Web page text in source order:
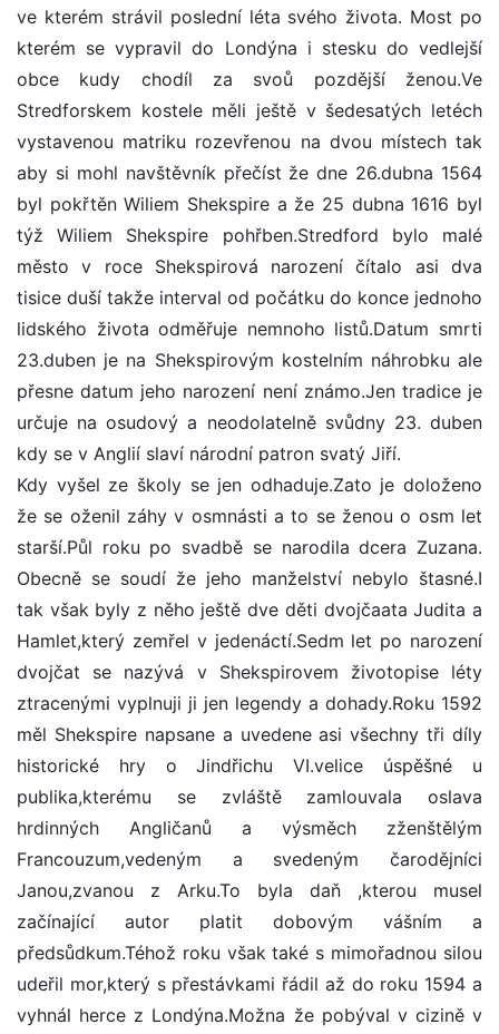
ve kterém strávil poslední léta svého života. Most po
kterém se vypravil do Londýna i stesku do vedlejší
obce kudy chodíl za svoů pozdější ženou.Ve
Stredforskem kostele měli ještě v šedesatých letéch
vystavenou matriku rozevřenou na dvou místech tak
aby si mohl navštěvník přečíst že dne 26.dubna 1564
byl pokřtěn Wiliem Shekspire a že 25 dubna 1616 byl
týž Wiliem Shekspire pohřben.Stredford bylo malé
město v roce Shekspirová narození čítalo asi dva
tisice duší takže interval od počátku do konce jednoho
lidského života odměřuje nemnoho listů.Datum smrti
23.duben je na Shekspirovým kostelním náhrobku ale
přesne datum jeho narození není známo.Jen tradice je
určuje na osudový a neodolatelně svůdny 23. duben
kdy se v Anglií slaví národní patron svatý Jiří.
Kdy vyšel ze školy se jen odhaduje.Zato je doloženo
že se oženil záhy v osmnásti a to se ženou o osm let
starší.Půl roku po svadbě se narodila dcera Zuzana.
Obecně se soudí že jeho manželství nebylo štasné.I
tak však byly z něho ještě dve děti dvojčaata Judita a
Hamlet,který zemřel v jedenáctí.Sedm let po narození
dvojčat se nazývá v Shekspirovem životopise léty
ztracenými vyplnuji ji jen legendy a dohady.Roku 1592
měl Shekspire napsane a uvedene asi všechny tři díly
historické hry o Jindřichu VI.velice úspěšné u
publika,kterému se zvláště zamlouvala oslava
hrdinných Angličanů a výsměch zženštělým
Francouzum,vedeným a svedeným čarodějníci
Janou,zvanou z Arku.To byla daň ,kterou musel
začínající autor platit dobovým vášním a
předsůdkum.Téhož roku však také s mimořadnou silou
udeřil mor,který s přestávkami řádil až do roku 1594 a
vyhnál herce z Londýna.Možna že pobýval v cizině v